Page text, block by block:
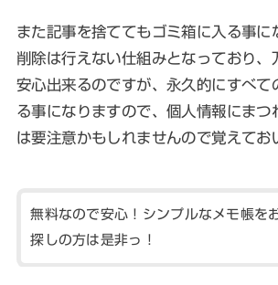
また記事を捨ててもゴミ箱に入る事に
削除は行えない仕組みとなっており、
安心出来るのですが、永久的にすべて
る事になりますので、個人情報にまつ
は要注意かもしれませんので覚えてお
無料なので安心！シンプルなメモ帳を
探しの方は是非っ！